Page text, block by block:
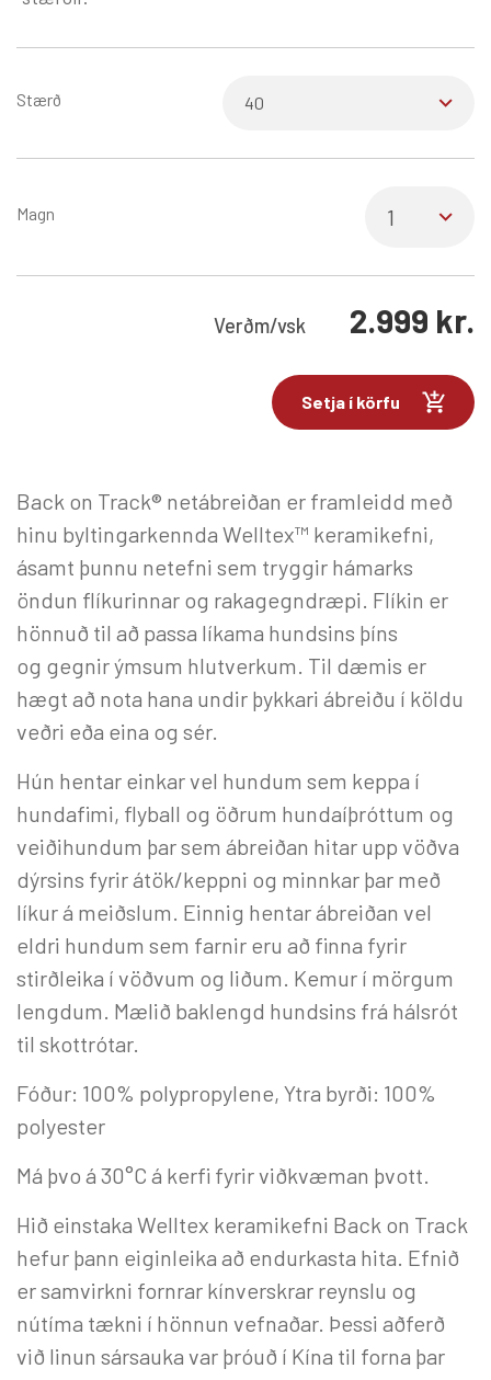
Stærð
Magn
Verðm/vsk 2.999 kr.
Setja í körfu
Back on Track® netábreiðan er framleidd með
hinu byltingarkennda Welltex™ keramikefni,
ásamt þunnu netefni sem tryggir hámarks
öndun flíkurinnar og rakagegndræpi. Flíkin er
hönnuð til að passa líkama hundsins þíns
og gegnir ýmsum hlutverkum. Til dæmis er
hægt að nota hana undir þykkari ábreiðu í köldu
veðri eða eina og sér.
Hún hentar einkar vel hundum sem keppa í
hundafimi, flyball og öðrum hundaíþróttum og
veiðihundum þar sem ábreiðan hitar upp vöðva
dýrsins fyrir átök/keppni og minnkar þar með
líkur á meiðslum. Einnig hentar ábreiðan vel
eldri hundum sem farnir eru að finna fyrir
stirðleika í vöðvum og liðum. Kemur í mörgum
lengdum. Mælið baklengd hundsins frá hálsrót
til skottrótar.
Fóður: 100% polypropylene, Ytra byrði: 100%
polyester
Má þvo á 30°C á kerfi fyrir viðkvæman þvott.
Hið einstaka Welltex keramikefni Back on Track
hefur þann eiginleika að endurkasta hita. Efnið
er samvirkni fornrar kínverskrar reynslu og
nútíma tækni í hönnun vefnaðar. Þessi aðferð
við linun sársauka var þróuð í Kína til forna þar